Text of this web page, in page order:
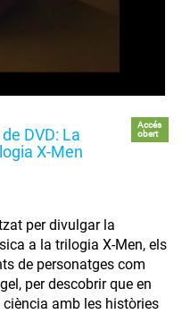
DVD: La
X-Men
Accés
obert
per divulgar la
a la trilogia X-Men, els
de personatges com
per descobrir que en
amb les històries